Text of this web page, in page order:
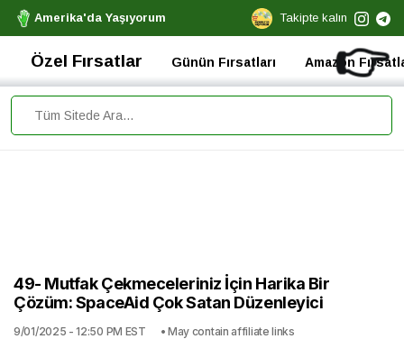
Amerika'da Yaşıyorum Takipte kalın
👉
Özel Fırsatlar Günün Fırsatları Amazon
49- Mutfak Çekmeceleriniz İçin Harika Bir
Çözüm: SpaceAid Çok Satan Düzenleyici
9/01/2025 - 12:50 PM EST • May contain affiliate links